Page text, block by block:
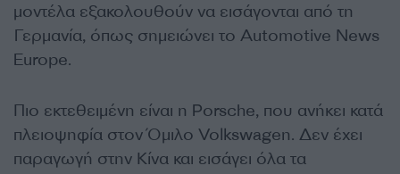
μοντέλα εξακολουθούν να εισάγονται από τη
Γερμανία, όπως σημειώνει το Automotive News
Europe.
Πιο εκτεθειμένη είναι η Porsche, που ανήκει κατά
πλειοψηφία στον Όμιλο Volkswagen. Δεν έχει
παραγωγή στην Κίνα και εισάγει όλα τα